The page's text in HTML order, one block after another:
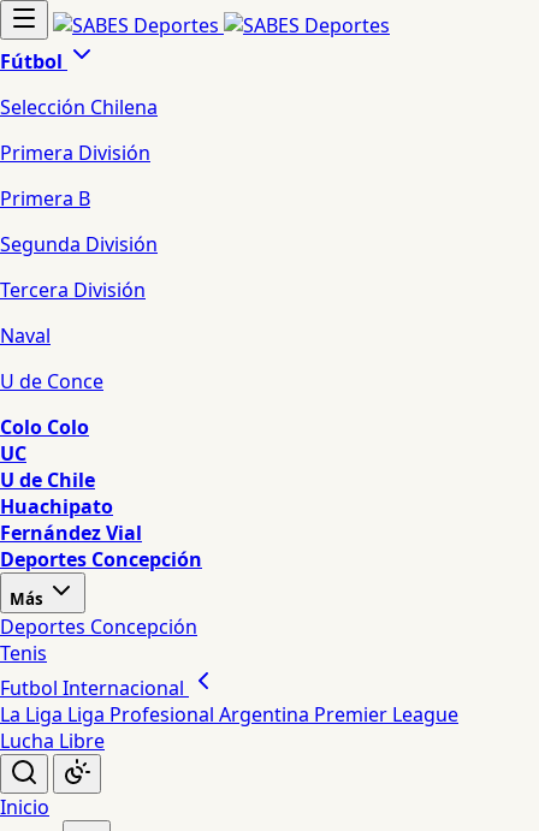
Fútbol
Selección Chilena
Primera División
Primera B
Segunda División
Tercera División
Naval
U de Conce
Colo Colo
UC
U de Chile
Huachipato
Fernández Vial
Deportes Concepción
Más
Deportes Concepción
Tenis
Futbol Internacional
La Liga Liga Profesional Argentina Premier League
Lucha Libre
Inicio